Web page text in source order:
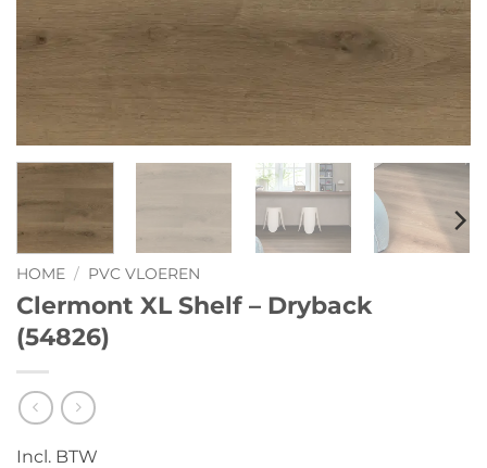
HOME / PVC VLOEREN
Clermont XL Shelf – Dryback
(54826)
Incl. BTW